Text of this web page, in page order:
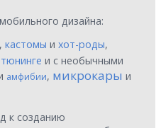
дизайна:
, кастомы и хот-роды,
тюнинге и с необычными
амфибии, микрокары и
к созданию